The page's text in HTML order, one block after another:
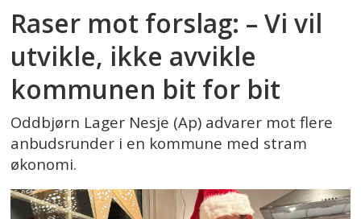
Raser mot forslag: – Vi vil
utvikle, ikke avvikle
kommunen bit for bit
Oddbjørn Lager Nesje (Ap) advarer mot flere
anbudsrunder i en kommune med stram
økonomi.